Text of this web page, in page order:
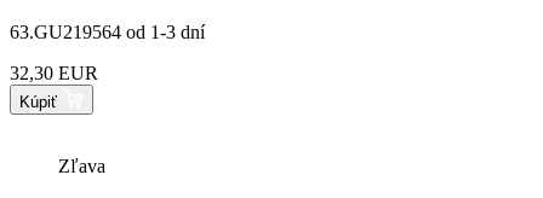
63.GU219564 od 1-3 dní
32,30 EUR
Kúpiť
Zľava